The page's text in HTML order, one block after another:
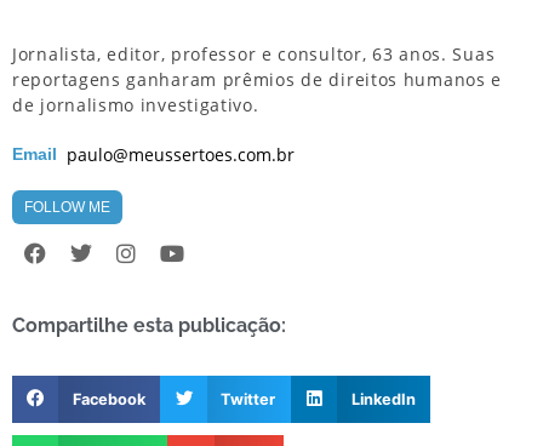
Jornalista, editor, professor e consultor, 63 anos. Suas
reportagens ganharam prêmios de direitos humanos e
de jornalismo investigativo.
Email paulo@meussertoes.com.br
FOLLOW ME
Compartilhe esta publicação:
Facebook Twitter LinkedIn